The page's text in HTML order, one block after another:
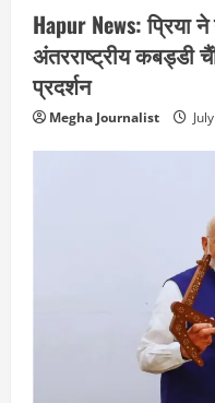
Hapur News: प्रिया
अंतरराष्ट्रीय कबड्डी
प्रदर्शन
Megha Journalist